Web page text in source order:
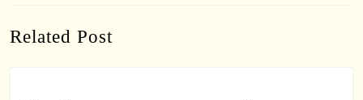
post:
Related Post